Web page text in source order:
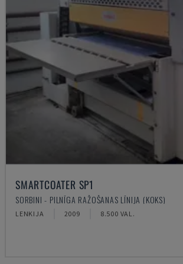
SMARTCOATER SP1
SORBINI - PILNĪGA RAŽOŠANAS LĪNIJA (KOKS)
LENKIJA 2009 8.500 VAL.